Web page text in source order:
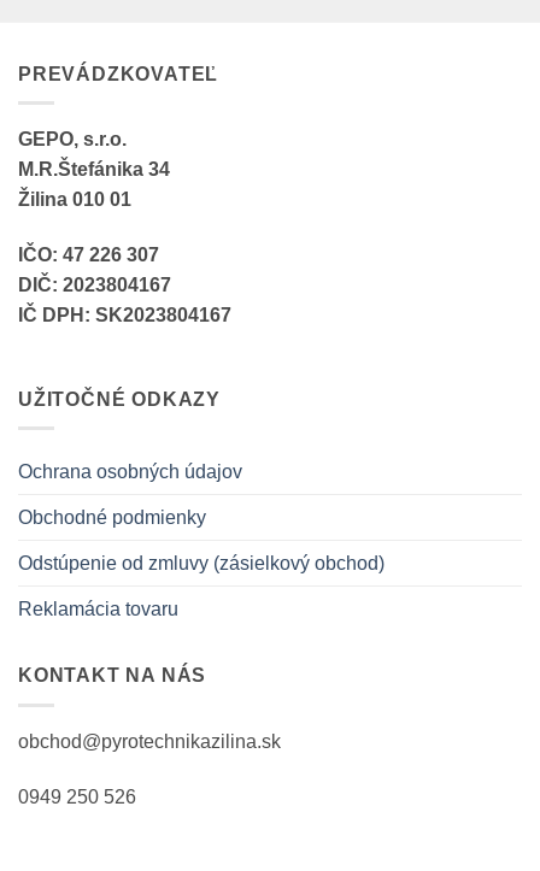
PREVÁDZKOVATEĽ
GEPO, s.r.o.
M.R.Štefánika 34
Žilina 010 01
IČO: 47 226 307
DIČ: 2023804167
IČ DPH: SK2023804167
UŽITOČNÉ ODKAZY
Ochrana osobných údajov
Obchodné podmienky
Odstúpenie od zmluvy (zásielkový obchod)
Reklamácia tovaru
KONTAKT NA NÁS
obchod@pyrotechnikazilina.sk
0949 250 526